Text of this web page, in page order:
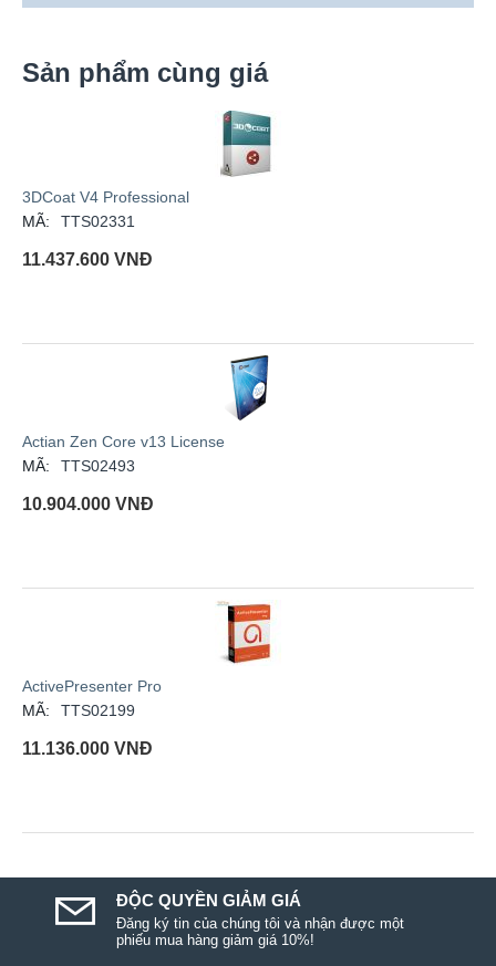
Sản phẩm cùng giá
3DCoat V4 Professional
MÃ:
TTS02331
11.437.600 VNĐ
Actian Zen Core v13 License
MÃ:
TTS02493
10.904.000 VNĐ
ActivePresenter Pro
MÃ:
TTS02199
11.136.000 VNĐ
ĐỘC QUYỀN GIẢM GIÁ
Đăng ký tin của chúng tôi và nhận được một
phiếu mua hàng giảm giá 10%!